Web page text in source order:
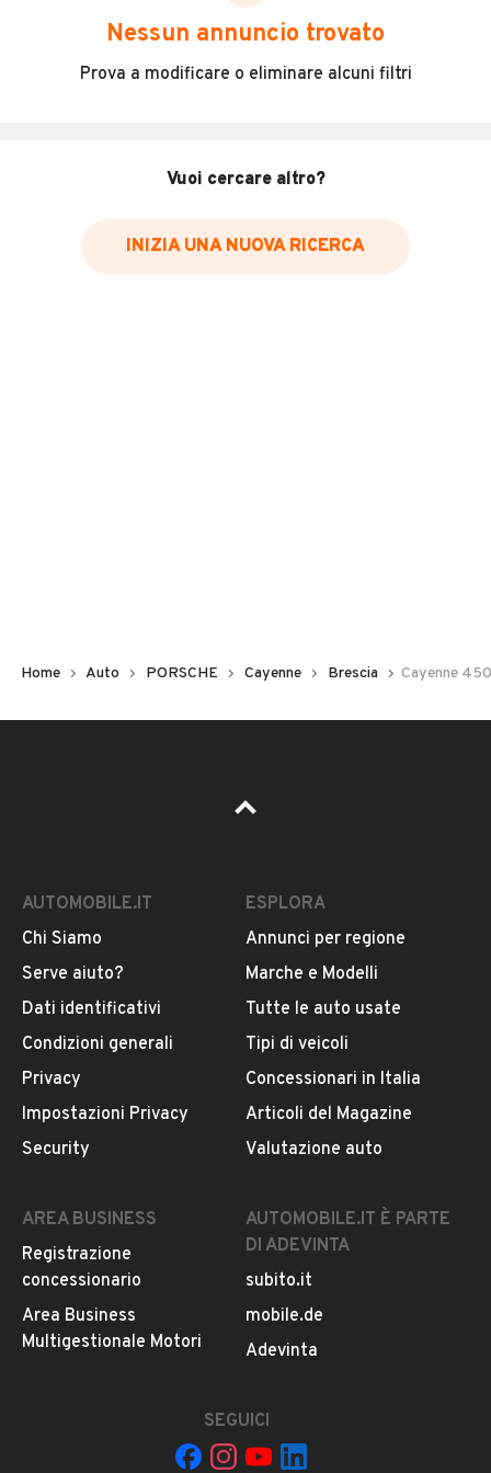
scegliere in modo trasparente e sicuro, come:
Incidenti in cui è stato coinvolto il veicolo
Data e luogo delle revisioni effettuate
Inserisci il numero di targa per verificare la disponibilità
Pubblicità
DESCRIZIONE
Porsche Cayenne S 4.5i v8 250 Kw – 340 Cv – SOLI
• ESTERNI: VERNICE NERO / TETTO APRIBILE E
• INTERNI: PELLE BEIGE A CONTRASTO
EQUIPAGGIAMENTO:
• Sedili sportivi
• Porsche Active Suspension Management /Normal
LEGGI TUTTO
INFORMAZIONI VEICOLO
Nessun annuncio trovato
Prova a modificare o eliminare alcuni filtri
Vuoi cercare altro?
INIZIA UNA NUOVA RICERCA
Home Auto PORSCHE Cayenne Brescia Cayenne
AUTOMOBILE.IT
Chi Siamo
Serve aiuto?
Dati identificativi
Condizioni generali
Privacy
Impostazioni Privacy
Security
ESPLORA
Annunci per regione
Marche e Modelli
Tutte le auto usate
Tipi di veicoli
Concessionari in Italia
Articoli del Magazine
Valutazione auto
AREA BUSINESS
Registrazione
concessionario
Area Business
Multigestionale Motori
AUTOMOBILE.IT È PARTE
DI ADEVINTA
subito.it
mobile.de
Adevinta
SEGUICI